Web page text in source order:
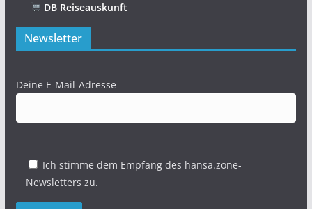
DB Reiseauskunft
Newsletter
Deine E-Mail-Adresse
Ich stimme dem Empfang des hansa.zone-
Newsletters zu.